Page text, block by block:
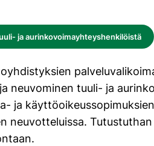
ja aurinkovoimayhteyshenkilöistä
neuvominen tuuli- ja
ja
neuvotteluissa.